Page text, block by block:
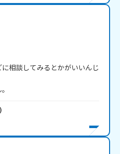
相談してみるとかがいいんじ
)